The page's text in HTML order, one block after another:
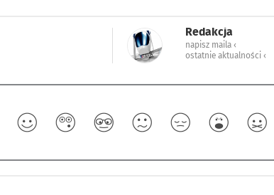
Redakcja
napisz maila ‹
ostatnie aktualności ‹